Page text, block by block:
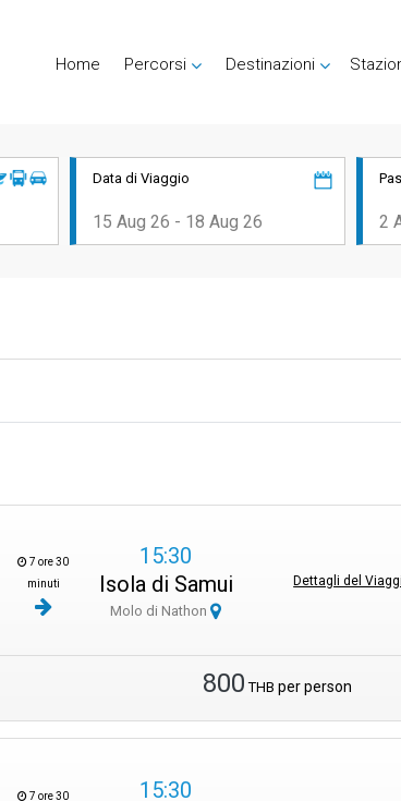
Home Percorsi Destinazioni
Data di Viaggio
7 ore 30
minuti
15:30
Isola di Samui
Molo di Nathon
Dettagli del
800 THB per person
7 ore 30
15:30